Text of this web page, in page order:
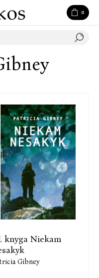
0
knyga Niekam
Gibney